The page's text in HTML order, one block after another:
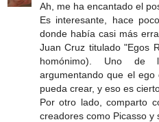
Ah, me ha encantado el
Es interesante, hace
donde había casi más
Juan Cruz titulado "Egos
homónimo). Uno de
argumentando que el
pueda crear, y eso es
Por otro lado, comparto
creadores como Picasso y